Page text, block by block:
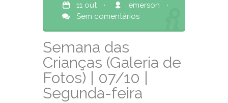
11 out · emerson
·
Sem comentários
Semana das
Crianças (Galeria de
Fotos) | 07/10 |
Segunda-feira